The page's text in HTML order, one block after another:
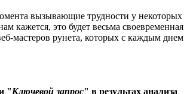
вызывающие трудности у некоторых
кажется, это будет весьма своевременная
мастеров рунета, которых с каждым днем
"Ключевой запрос" в результах анализа